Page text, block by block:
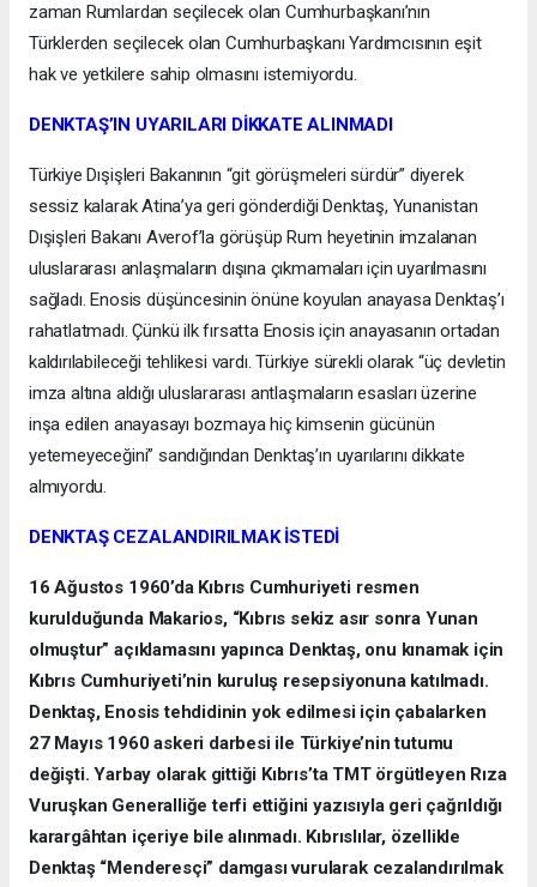
zaman Rumlardan seçilecek olan Cumhurbaşkanı’nın
Türklerden seçilecek olan Cumhurbaşkanı Yardımcısının eşit
hak ve yetkilere sahip olmasını istemiyordu.
DENKTAŞ’IN UYARILARI DİKKATE ALINMADI
Türkiye Dışişleri Bakanının “git görüşmeleri sürdür” diyerek
sessiz kalarak Atina’ya geri gönderdiği Denktaş, Yunanistan
Dışişleri Bakanı Averof’la görüşüp Rum heyetinin imzalanan
uluslararası anlaşmaların dışına çıkmamaları için uyarılmasını
sağladı. Enosis düşüncesinin önüne koyulan anayasa Denktaş’ı
rahatlatmadı. Çünkü ilk fırsatta Enosis için anayasanın ortadan
kaldırılabileceği tehlikesi vardı. Türkiye sürekli olarak “üç devletin
imza altına aldığı uluslararası antlaşmaların esasları üzerine
inşa edilen anayasayı bozmaya hiç kimsenin gücünün
yetemeyeceğini” sandığından Denktaş’ın uyarılarını dikkate
almıyordu.
DENKTAŞ CEZALANDIRILMAK İSTEDİ
16 Ağustos 1960’da Kıbrıs Cumhuriyeti resmen
kurulduğunda Makarios, “Kıbrıs sekiz asır sonra Yunan
olmuştur” açıklamasını yapınca Denktaş, onu kınamak için
Kıbrıs Cumhuriyeti’nin kuruluş resepsiyonuna katılmadı.
Denktaş, Enosis tehdidinin yok edilmesi için çabalarken
27 Mayıs 1960 askeri darbesi ile Türkiye’nin tutumu
değişti. Yarbay olarak gittiği Kıbrıs’ta TMT örgütleyen Rıza
Vuruşkan Generalliğe terfi ettiğini yazısıyla geri çağrıldığı
karargâhtan içeriye bile alınmadı. Kıbrıslılar, özellikle
Denktaş “Menderesçi” damgası vurularak cezalandırılmak